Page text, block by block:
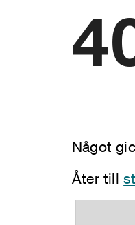
Något
Åter till